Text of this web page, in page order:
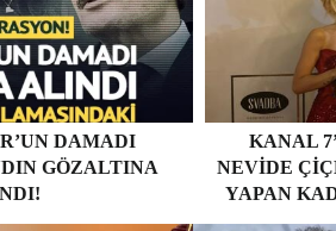
DAMADI
GÖZALTINA
KANAL
NEVİDE
YAPAN